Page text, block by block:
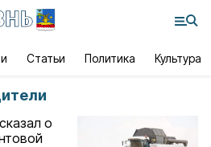
Статьи Политика Культура
о